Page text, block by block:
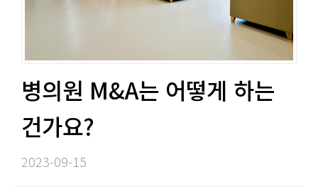
병의원 M&A는 어떻게 하는
건가요?​​
2023-09-15​